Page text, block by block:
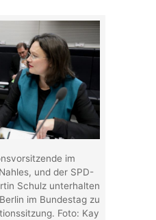
im
und der SPD-
Schulz unterhalten
im Bundestag zu
Foto: Kay